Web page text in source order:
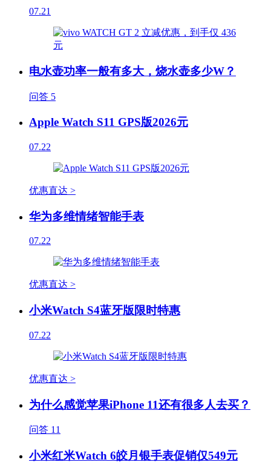
07.21
电水壶功率一般有多大，烧水壶多少W？
问答 5
Apple Watch S11 GPS版2026元
07.22
优惠直达 >
华为多维情绪智能手表
07.22
优惠直达 >
小米Watch S4蓝牙版限时特惠
07.22
优惠直达 >
为什么感觉苹果iPhone 11还有很多人去买？
问答 11
小米红米Watch 6皎月银手表促销仅549元